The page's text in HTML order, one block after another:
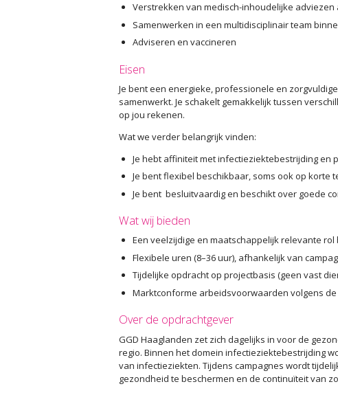
Verstrekken van medisch-inhoudelijke
Samenwerken in een multidisciplinair team
Adviseren en vaccineren
Eisen
Je bent een energieke, professionele en
samenwerkt. Je schakelt gemakkelijk tussen
op jou rekenen.
Wat we verder belangrijk vinden:
Je hebt affiniteit met infectieziektebestrijding en
Je bent flexibel beschikbaar, soms ook op korte
Je bent besluitvaardig en beschikt over goede
Wat wij bieden
Een veelzijdige en maatschappelijk relevante
Flexibele uren (8–36 uur), afhankelijk van
Tijdelijke opdracht op projectbasis (geen vast
Marktconforme arbeidsvoorwaarden volgens
Over de opdrachtgever
GGD Haaglanden zet zich dagelijks in voor de
regio. Binnen het domein infectieziektebestrijding
van infectieziekten. Tijdens campagnes wordt
gezondheid te beschermen en de continuïteit van